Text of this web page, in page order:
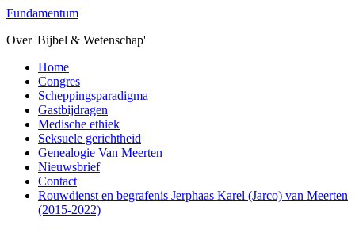
Overslaan
de
inhoud
Fundamentum
Over 'Bijbel & Wetenschap'
Toggle
mobiel
menu
Home
Congres
Scheppingsparadigma
Gastbijdragen
Medische ethiek
Seksuele gerichtheid
Genealogie Van Meerten
Nieuwsbrief
Contact
Rouwdienst en begrafenis Jerphaas Karel (Jarco) van Meerten
(2015-2022)